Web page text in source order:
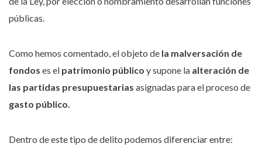
públicas.
Como hemos comentado, el objeto de la malversación de
fondos es el patrimonio público y supone la alteración de
las partidas presupuestarias asignadas para el proceso de
gasto público.
Dentro de este tipo de delito podemos diferenciar entre: